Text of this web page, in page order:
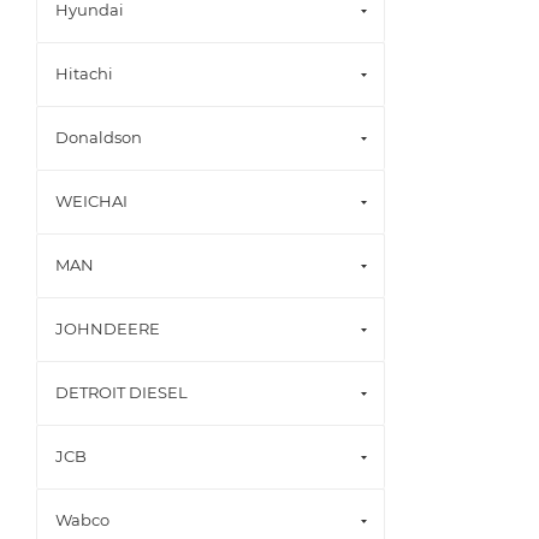
Hyundai
Hitachi
Donaldson
WEICHAI
MAN
JOHNDEERE
DETROIT DIESEL
JCB
Wabco